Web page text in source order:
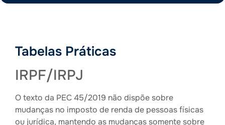
Tabelas Práticas
IRPF/IRPJ
O texto da PEC 45/2019 não dispõe sobre
mudanças no imposto de renda de pessoas físicas
ou jurídica, mantendo as mudanças somente sobre